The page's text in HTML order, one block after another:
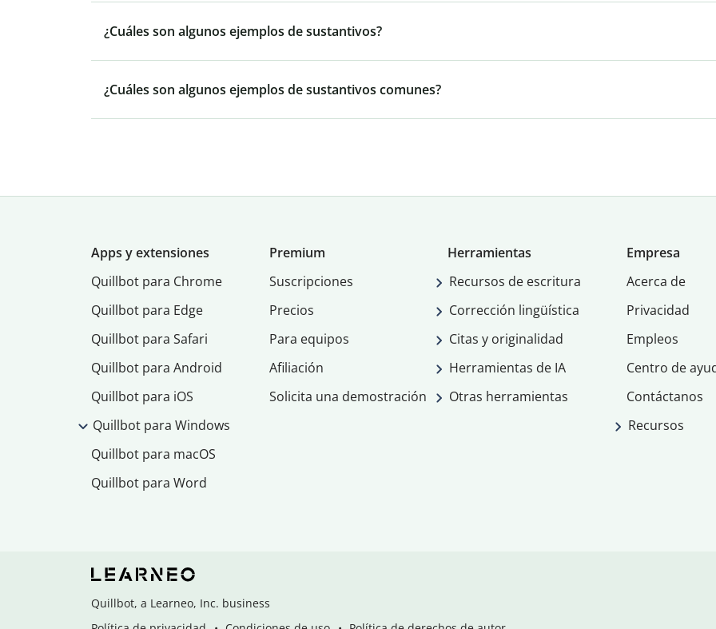
¿Cuáles son algunos ejemplos de sustantivos?
¿Cuáles son algunos ejemplos de sustantivos comunes?
Apps y extensiones
Quillbot para Chrome
Quillbot para Edge
Quillbot para Safari
Quillbot para Android
Quillbot para iOS
Quillbot para Windows
Quillbot para macOS
Quillbot para Word
Premium
Suscripciones
Precios
Para equipos
Afiliación
Solicita una demostración
Herramientas
Recursos de escritura
Corrección lingüística
Citas y originalidad
Herramientas de IA
Otras herramientas
Empresa
Acerca de
Privacidad
Empleos
Centro de
Contáctanos
Recursos
Quillbot, a Learneo, Inc. business